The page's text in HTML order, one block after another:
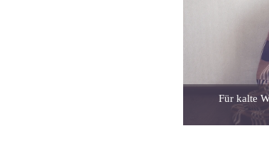
Für kalte